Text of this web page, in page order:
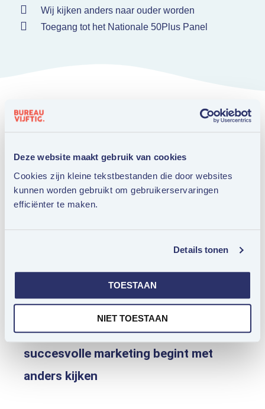
Deze website maakt gebruik van cookies
Cookies zijn kleine tekstbestanden die door websites
kunnen worden gebruikt om gebruikerservaringen
efficiënter te maken.
Details tonen
TOESTAAN
NIET TOESTAAN
Wij kijken anders naar ouder worden
Toegang tot het Nationale 50Plus Panel
Ook interessant voor jou.
COLUMNS
‘De 50-plusser’ bestaat niet:
succesvolle marketing begint met
anders kijken